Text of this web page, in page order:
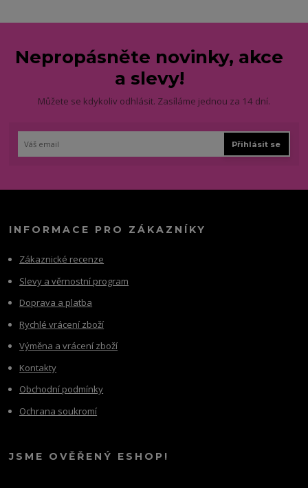
Nepropásněte novinky, akce
a slevy!
Můžete se kdykoliv odhlásit. Zasíláme jednou za 14 dní.
Přihlásit se
INFORMACE PRO ZÁKAZNÍKY
Zákaznické recenze
Slevy a věrnostní program
Doprava a platba
Rychlé vrácení zboží
Výměna a vrácení zboží
Kontakty
Obchodní podmínky
Ochrana soukromí
JSME OVĚŘENÝ ESHOP!